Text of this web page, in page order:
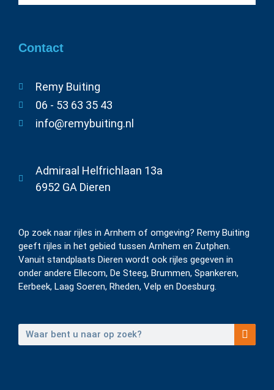
Contact
Remy Buiting
06 - 53 63 35 43
info@remybuiting.nl
Admiraal Helfrichlaan 13a
6952 GA Dieren
Op zoek naar rijles in Arnhem of omgeving? Remy Buiting
geeft rijles in het gebied tussen Arnhem en Zutphen.
Vanuit standplaats Dieren wordt ook rijles gegeven in
onder andere Ellecom, De Steeg, Brummen, Spankeren,
Eerbeek, Laag Soeren, Rheden, Velp en Doesburg.